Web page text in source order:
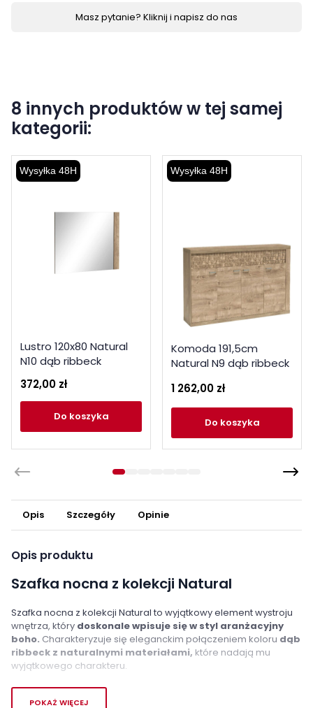
Masz pytanie? Kliknij i napisz do nas
8 innych produktów w tej samej
kategorii:
Wysyłka 48H
Lustro 120x80 Natural
N10 dąb ribbeck
372,00 zł
do koszyka
Wysyłka 48H
Komoda 191,5cm
Natural N9 dąb ribbeck
1 262,00 zł
do koszyka
Opis Szczegóły Opinie
Opis produktu
Szafka nocna z kolekcji Natural
Szafka nocna z kolekcji Natural to wyjątkowy element wystroju
wnętrza, który doskonale wpisuje się w styl aranżacyjny
boho. Charakteryzuje się eleganckim połączeniem koloru dąb
ribbeck z naturalnymi materiałami, które nadają mu
wyjątkowego charakteru.
Meble z kolekcji Natural oferują szeroki wybór różnorodnych
POKAŻ WIĘCEJ